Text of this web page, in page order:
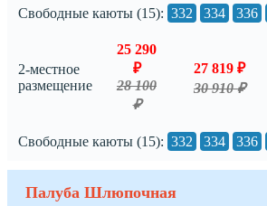
Свободные каюты (15): 332 334 336
2-местное
размещение
25 290
₽
28 100
₽
27 819 ₽
30 910 ₽
Свободные каюты (15): 332 334 336
Палуба Шлюпочная